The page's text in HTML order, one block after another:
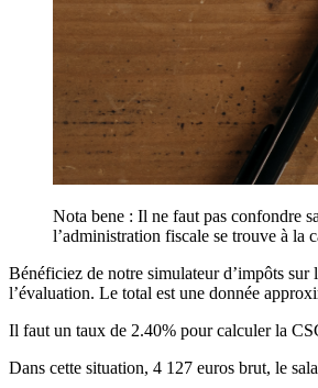
Nota bene : Il ne faut pas confondre
l’administration fiscale se trouve à la
Bénéficiez de notre simulateur d’impôts
l’évaluation. Le total est une donnée
Il faut un taux de 2.40% pour calculer la
Dans cette situation, 4 127 euros brut, le